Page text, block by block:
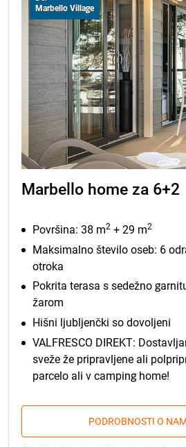
Marbello Village
Marbello home za 6+2
Površina: 38 m2 + 29 m2
Maksimalno število oseb: 6
otroka
Pokrita terasa s sedežno
žarom
Hišni ljubljenčki so dovoljeni
VALFRESCO DIREKT:
sveže že pripravljene ali
parcelo ali v camping home!
PODROBNOSTI O